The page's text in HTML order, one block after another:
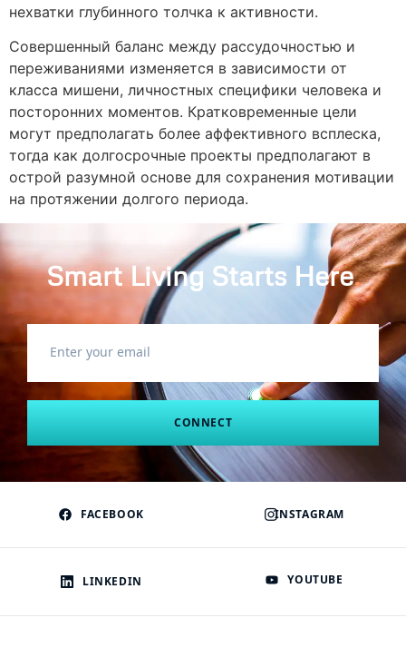
нехватки глубинного толчка к активности.
Совершенный баланс между рассудочностью и
переживаниями изменяется в зависимости от
класса мишени, личностных специфики человека и
посторонних моментов. Кратковременные цели
могут предполагать более аффективного всплеска,
тогда как долгосрочные проекты предполагают в
острой разумной основе для сохранения мотивации
на протяжении долгого периода.
Smart Living Starts Here.
CONNECT
FACEBOOK INSTAGRAM
LINKEDIN YOUTUBE